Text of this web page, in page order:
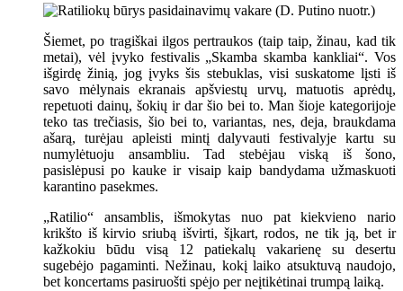
Šiemet, po tragiškai ilgos pertraukos (taip taip, žinau, kad tik
metai), vėl įvyko festivalis „Skamba skamba kankliai“. Vos
išgirdę žinią, jog įvyks šis stebuklas, visi suskatome lįsti iš
savo mėlynais ekranais apšviestų urvų, matuotis aprėdų,
repetuoti dainų, šokių ir dar šio bei to. Man šioje kategorijoje
teko tas trečiasis, šio bei to, variantas, nes, deja, braukdama
ašarą, turėjau apleisti mintį dalyvauti festivalyje kartu su
numylėtuoju ansambliu. Tad stebėjau viską iš šono,
pasislėpusi po kauke ir visaip kaip bandydama užmaskuoti
karantino pasekmes.
„Ratilio“ ansamblis, išmokytas nuo pat kiekvieno nario
krikšto iš kirvio sriubą išvirti, šįkart, rodos, ne tik ją, bet ir
kažkokiu būdu visą 12 patiekalų vakarienę su desertu
sugebėjo pagaminti. Nežinau, kokį laiko atsuktuvą naudojo,
bet koncertams pasiruošti spėjo per neįtikėtinai trumpą laiką.